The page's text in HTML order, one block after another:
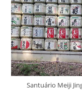
Santuário Meiji